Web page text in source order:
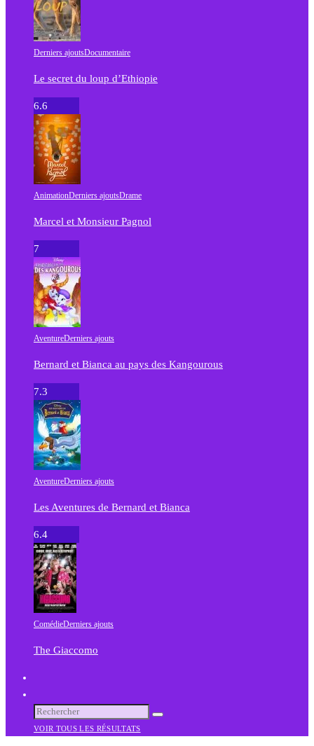
Derniers ajoutsDocumentaire
Le secret du loup d’Ethiopie
6.6
AnimationDerniers ajoutsDrame
Marcel et Monsieur Pagnol
7
AventureDerniers ajouts
Bernard et Bianca au pays des Kangourous
7.3
AventureDerniers ajouts
Les Aventures de Bernard et Bianca
6.4
ComédieDerniers ajouts
The Giaccomo
VOIR TOUS LES RÉSULTATS